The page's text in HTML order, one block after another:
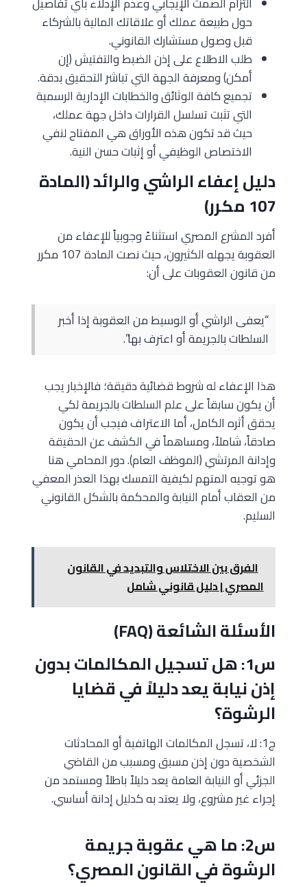
حول طبيعة عملك أو علاقاتك المالية بالشركاء
قبل وصول مستشارك القانوني.
طلب الاطلاع على إذن الضبط والتفتيش (إن
أمكن) ومعرفة الجهة التي تباشر التحقيق بدقة.
تجميع كافة الوثائق والخطابات الإدارية الرسمية
التي تثبت تسلسل القرارات داخل جهة عملك،
حيث قد تكون هذه الأوراق هي المفتاح لنفي
الاختصاص الوظيفي أو إثبات حسن النية.
دليل إعفاء الراشي والرائد (المادة
107 مكرر)
أفرد المشرع المصري استثناءً وجوبياً للإعفاء من
العقوبة يجهله الكثيرون، حيث نصت المادة 107 مكرر
من قانون العقوبات على أن:
“يعفى الراشي أو الوسيط من العقوبة إذا أخبر
السلطات بالجريمة أو اعترف بها”.
هذا الإعفاء له شروط قضائية دقيقة؛ فالإخبار يجب
أن يكون سابقاً على علم السلطات بالجريمة لكي
يحقق أثره الكامل، أما الاعتراف فيجب أن يكون
صادقاً، شاملاً، ومساهماً في الكشف عن الحقيقة
وإدانة المرتشي (الموظف العام). دور المحامي هنا
هو توجيه المتهم لكيفية التمسك بهذا العذر المعفي
من العقاب أمام النيابة والمحكمة بالشكل القانوني
السليم.
الفرق بين الاختلاس والتبديد في القانون
المصري | دليل قانوني شامل
الأسئلة الشائعة (FAQ)
س1: هل تسجيل المكالمات بدون
إذن نيابة يعد دليلاً في قضايا
الرشوة؟
ج1: لا، تسجل المكالمات الهاتفية أو المحادثات
الشخصية دون إذن مسبق ومسبب من القاضي
الجزئي أو النيابة العامة يعد دليلاً باطلاً ومستمد من
إجراء غير مشروع، ولا يعتد به كدليل إدانة أساسي.
س2: ما هي عقوبة جريمة
الرشوة في القانون المصري؟